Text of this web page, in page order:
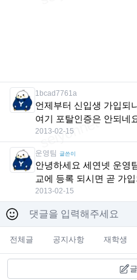
1bcad7761a
언제부터 신입생 가입되
여기 포탈인증은 안되네
2013-02-15
운영팀 글쓴이
안녕하세요 세연넷 운영
교에 등록 되시면 곧 가
2013-02-15
전체글 공지사항 재학생